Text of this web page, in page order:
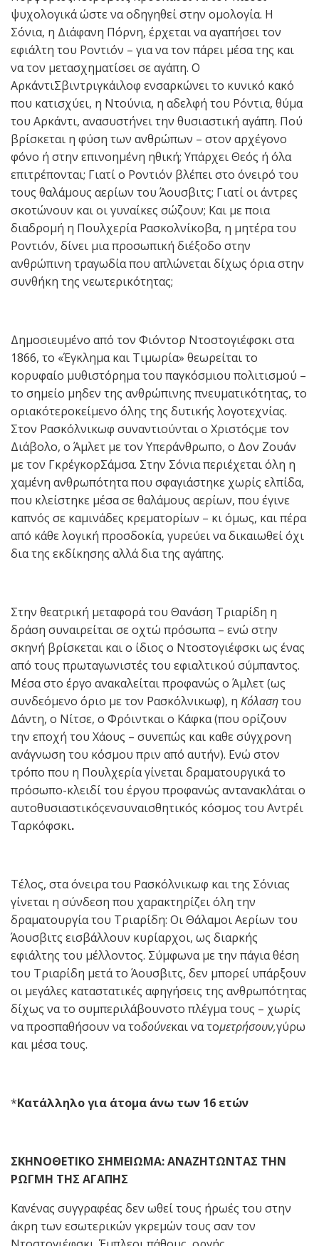
ψυχολογικά ώστε να οδηγηθεί στην ομολογία. Η
Σόνια, η Διάφανη Πόρνη, έρχεται να αγαπήσει τον
εφιάλτη του Ροντιόν – για να τον πάρει μέσα της και
να τον μετασχηματίσει σε αγάπη. Ο
ΑρκάντιΣβιντριγκάιλοφ ενσαρκώνει το κυνικό κακό
που κατισχύει, η Ντούνια, η αδελφή του Ρόντια, θύμα
του Αρκάντι, ανασυστήνει την θυσιαστική αγάπη. Πού
βρίσκεται η φύση των ανθρώπων – στον αρχέγονο
φόνο ή στην επινοημένη ηθική; Υπάρχει Θεός ή όλα
επιτρέπονται; Γιατί ο Ροντιόν βλέπει στο όνειρό του
τους θαλάμους αερίων του Άουσβιτς; Γιατί οι άντρες
σκοτώνουν και οι γυναίκες σώζουν; Και με ποια
διαδρομή η Πουλχερία Ρασκολνίκοβα, η μητέρα του
Ροντιόν, δίνει μια προσωπική διέξοδο στην
ανθρώπινη τραγωδία που απλώνεται δίχως όρια στην
συνθήκη της νεωτερικότητας;
Δημοσιευμένο από τον Φιόντορ Ντοστογιέφσκι στα
1866, το «Έγκλημα και Τιμωρία» θεωρείται το
κορυφαίο μυθιστόρημα του παγκόσμιου πολιτισμού –
το σημείο μηδεν της ανθρώπινης πνευματικότητας, το
οριακότεροκείμενο όλης της δυτικής λογοτεχνίας.
Στον Ρασκόλνικωφ συναντιούνται ο Χριστόςμε τον
Διάβολο, ο Άμλετ με τον Υπεράνθρωπο, ο Δον Ζουάν
με τον ΓκρέγκορΣάμσα. Στην Σόνια περιέχεται όλη η
χαμένη ανθρωπότητα που σφαγιάστηκε χωρίς ελπίδα,
που κλείστηκε μέσα σε θαλάμους αερίων, που έγινε
καπνός σε καμινάδες κρεματορίων – κι όμως, και πέρα
από κάθε λογική προσδοκία, γυρεύει να δικαιωθεί όχι
δια της εκδίκησης αλλά δια της αγάπης.
Στην θεατρική μεταφορά του Θανάση Τριαρίδη η
δράση συναιρείται σε οχτώ πρόσωπα – ενώ στην
σκηνή βρίσκεται και ο ίδιος ο Ντοστογιέφσκι ως ένας
από τους πρωταγωνιστές του εφιαλτικού σύμπαντος.
Μέσα στο έργο ανακαλείται προφανώς ο Άμλετ (ως
συνδεόμενο όριο με τον Ρασκόλνικωφ), η Κόλασητου
Δάντη, ο Νίτσε, ο Φρόιντκαι ο Κάφκα (που ορίζουν
την εποχή του Χάους – συνεπώς και καθε σύγχρονη
ανάγνωση του κόσμου πριν από αυτήν). Ενώ στον
τρόπο που η Πουλχερία γίνεται δραματουργικά το
πρόσωπο-κλειδί του έργου προφανώς αντανακλάται ο
αυτοθυσιαστικόςενσυναισθητικός κόσμος του Αντρέι
Ταρκόφσκι.
Τέλος, στα όνειρα του Ρασκόλνικωφ και της Σόνιας
γίνεται η σύνδεση που χαρακτηρίζει όλη την
δραματουργία του Τριαρίδη: Οι Θάλαμοι Αερίων του
Άουσβιτς εισβάλλουν κυρίαρχοι, ως διαρκής
εφιάλτης του μέλλοντος. Σύμφωνα με την πάγια θέση
του Τριαρίδη μετά το Άουσβιτς, δεν μπορεί υπάρξουν
οι μεγάλες καταστατικές αφηγήσεις της ανθρωπότητας
δίχως να το συμπεριλάβουνστο πλέγμα τους – χωρίς
να προσπαθήσουν να τοδούνεκαι να τομετρήσουν,γύρω
και μέσα τους.
*Κατάλληλο για άτομα άνω των 16 ετών
ΣΚΗΝΟΘΕΤΙΚΟ ΣΗΜΕΙΩΜΑ: ΑΝΑΖΗΤΩΝΤΑΣ ΤΗΝ
ΡΩΓΜΗ ΤΗΣ ΑΓΑΠΗΣ
Κανένας συγγραφέας δεν ωθεί τους ήρωές του στην
άκρη των εσωτερικών γκρεμών τους σαν τον